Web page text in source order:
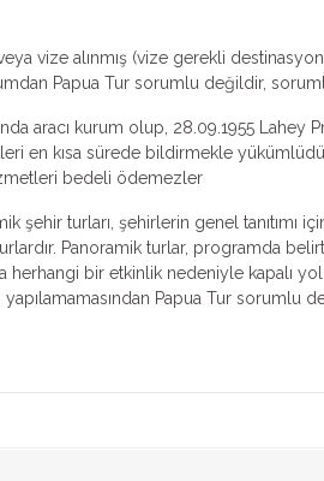
vize alınmış (vize gerekli
Papua Tur sorumlu değildir,
aracı kurum olup, 28.09.1955
en kısa sürede bildirmekle
bedeli ödemezler
şehir turları, şehirlerin genel tanıtımı
Panoramik turlar, programda
bir etkinlik nedeniyle kapalı
Papua Tur sorumlu